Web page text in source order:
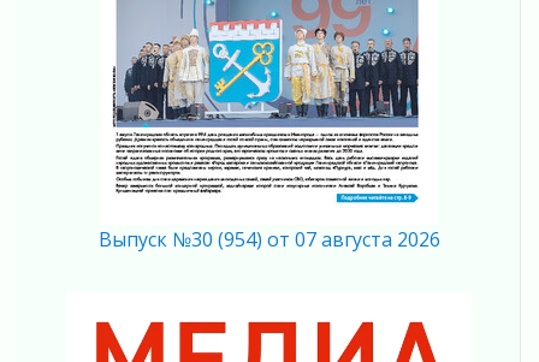
Без риска для здоровья и кошелька
04 августа 2026
Важная информация
04 августа 2026
Что делать со сбережениями
Награды нашли строителей
труда в ЖКХ
03 августа 2026
Выпуск №30 (954) от 07 августа 2026